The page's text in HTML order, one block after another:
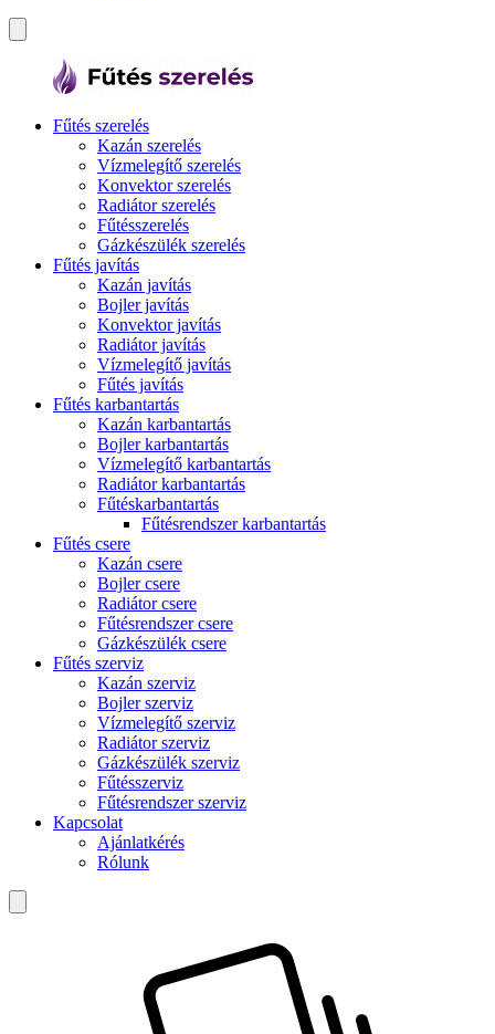
Fűtés szerelés
Kazán szerelés
Vízmelegítő szerelés
Konvektor szerelés
Radiátor szerelés
Fűtésszerelés
Gázkészülék szerelés
Fűtés javítás
Kazán javítás
Bojler javítás
Konvektor javítás
Radiátor javítás
Vízmelegítő javítás
Fűtés javítás
Fűtés karbantartás
Kazán karbantartás
Bojler karbantartás
Vízmelegítő karbantartás
Radiátor karbantartás
Fűtéskarbantartás
Fűtésrendszer karbantartás
Fűtés csere
Kazán csere
Bojler csere
Radiátor csere
Fűtésrendszer csere
Gázkészülék csere
Fűtés szerviz
Kazán szerviz
Bojler szerviz
Vízmelegítő szerviz
Radiátor szerviz
Gázkészülék szerviz
Fűtésszerviz
Fűtésrendszer szerviz
Kapcsolat
Ajánlatkérés
Rólunk